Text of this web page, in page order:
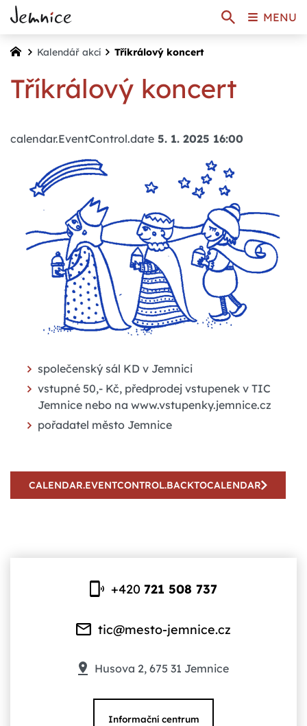
Kalendář akcí Tříkrálový koncert
Tříkrálový koncert
calendar.EventControl.date 5. 1. 2025 16:00
společenský sál KD v Jemnici
vstupné 50,- Kč, předprodej vstupenek v TIC
Jemnice nebo na www.vstupenky.jemnice.cz
pořadatel město Jemnice
CALENDAR.EVENTCONTROL.BACKTOCALENDAR
+420721 508 737
tic@mesto-jemnice.cz
Husova 2, 675 31 Jemnice
Informační centrum
MENU